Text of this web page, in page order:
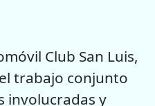
Club San Luis,
trabajo conjunto
involucradas y